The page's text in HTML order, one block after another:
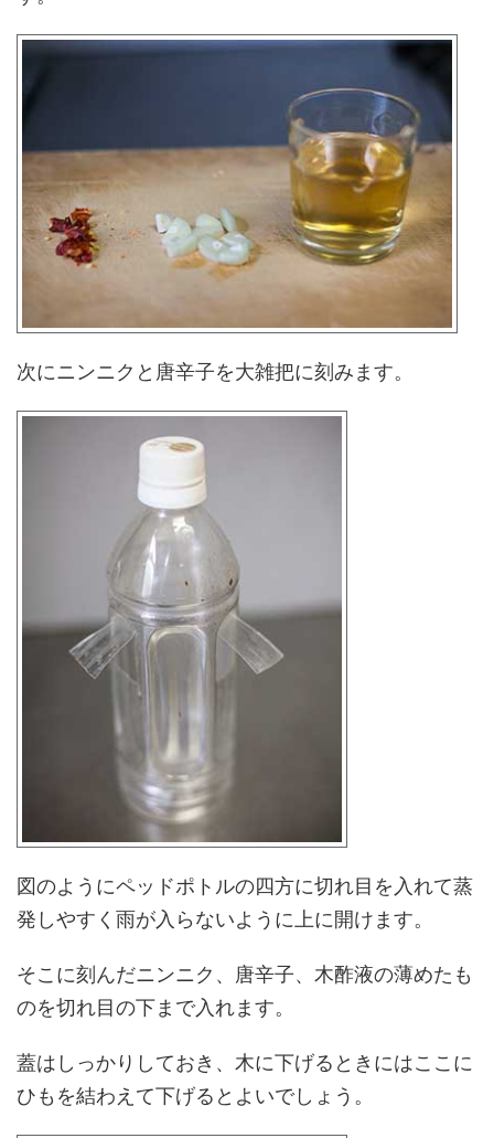
次にニンニクと唐辛子を大雑把に刻みます。
図のようにペッドポトルの四方に切れ目を入れて蒸
発しやすく雨が入らないように上に開けます。
そこに刻んだニンニク、唐辛子、木酢液の薄めたも
のを切れ目の下まで入れます。
蓋はしっかりしておき、木に下げるときにはここに
ひもを結わえて下げるとよいでしょう。